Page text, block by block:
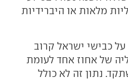
מלאות או היברידיות
כבישי ישראל קרוב
עליה של אחוז אחד לעומת
נתון זה לא כולל